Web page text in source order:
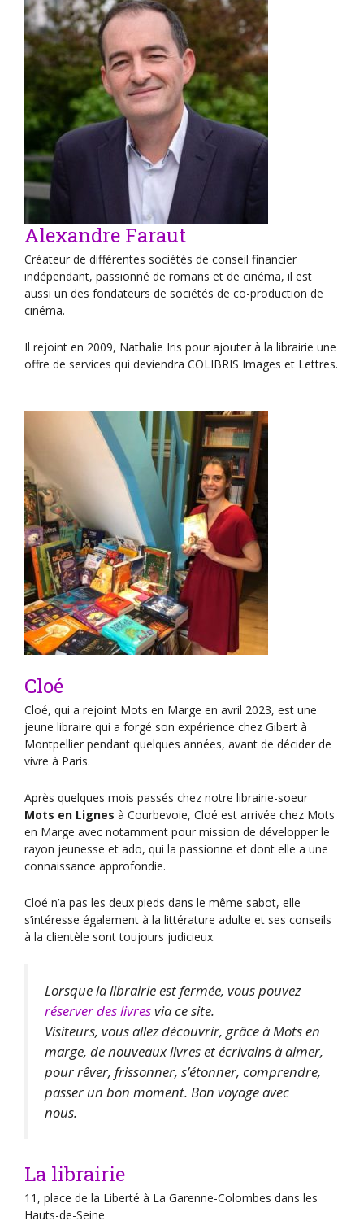
Alexandre Faraut
Créateur de différentes sociétés de conseil financier
indépendant, passionné de romans et de cinéma, il est
aussi un des fondateurs de sociétés de co-production de
cinéma.
Il rejoint en 2009, Nathalie Iris pour ajouter à la librairie une
offre de services qui deviendra COLIBRIS Images et Lettres.
Cloé
Cloé, qui a rejoint Mots en Marge en avril 2023, est une
jeune libraire qui a forgé son expérience chez Gibert à
Montpellier pendant quelques années, avant de décider de
vivre à Paris.
Après quelques mois passés chez notre librairie-soeur
Mots en Lignes à Courbevoie, Cloé est arrivée chez Mots
en Marge avec notamment pour mission de développer le
rayon jeunesse et ado, qui la passionne et dont elle a une
connaissance approfondie.
Cloé n’a pas les deux pieds dans le même sabot, elle
s’intéresse également à la littérature adulte et ses conseils
à la clientèle sont toujours judicieux.
Lorsque la librairie est fermée, vous pouvez
réserver des livresvia ce site.
Visiteurs, vous allez découvrir, grâce à Mots en
marge, de nouveaux livres et écrivains à aimer,
pour rêver, frissonner, s’étonner, comprendre,
passer un bon moment. Bon voyage avec
nous.
La librairie
11, place de la Liberté à La Garenne-Colombes dans les
Hauts-de-Seine